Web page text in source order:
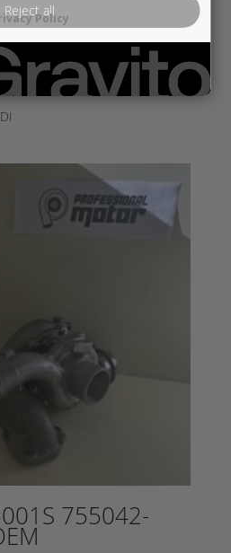
755042-
Reject all
Policy